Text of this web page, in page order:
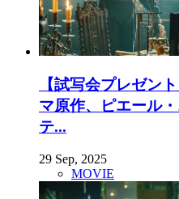
【試写会プレゼン
マ原作、ピエール
テ...
29 Sep, 2025
MOVIE